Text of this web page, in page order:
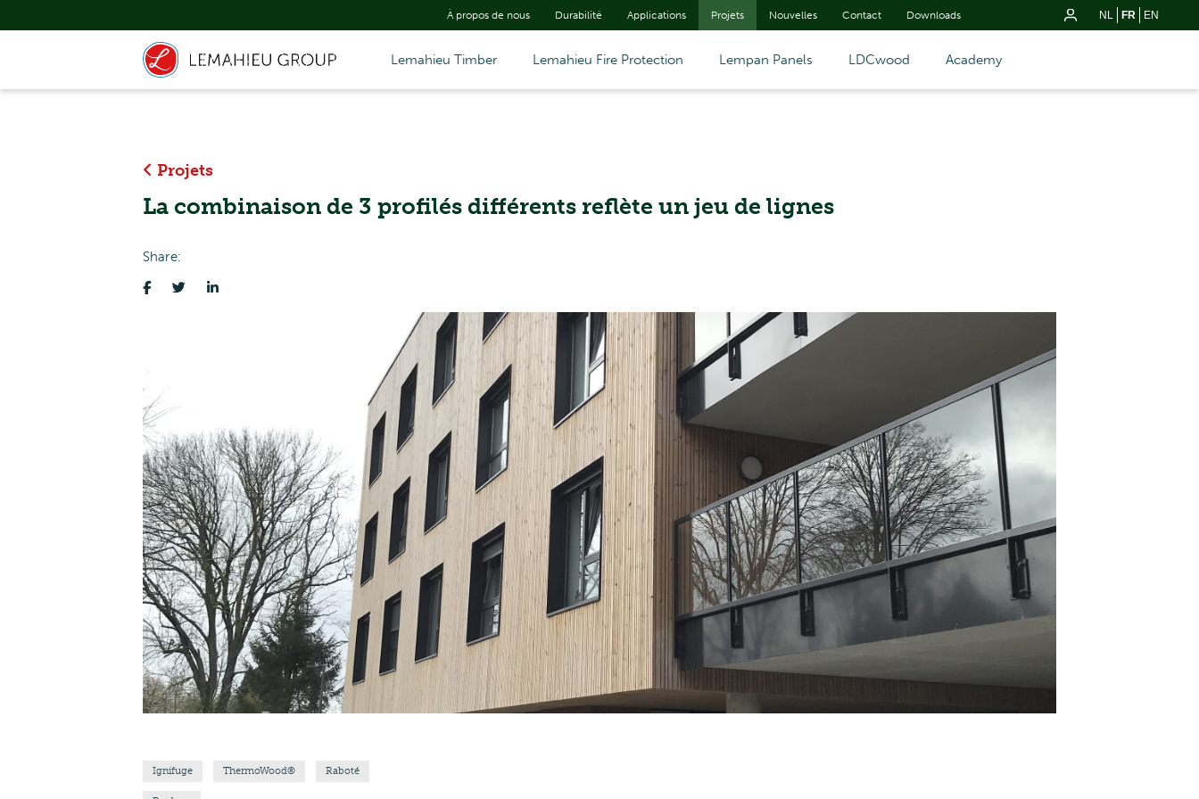
À propos de nous Durabilité Applications Projets Nouvelles Contact Downloads NL FR EN
Lemahieu Timber Lemahieu Fire Protection Lempan Panels LDCwood Academy
Projets
La combinaison de 3 profilés différents reflète un jeu de lignes
Share:
Ignifuge ThermoWood® Raboté